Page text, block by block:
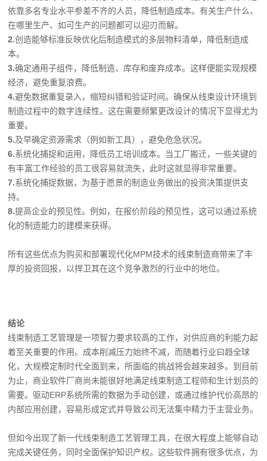
依靠多名专业水平参差不齐的人员，降低制造成本。有关生产什么、
在哪里生产、如可生产的问题都可以迎刃而解。
2.创造能够标准反映优化后制造模式的多层物料清单，降低制造成
本。
3.确定通用子组件，降低制造、库存和废弃成本。这样便能实现规模
经济，避免重复浪费。
4.避免数据重复录入，缩短纠错和验证时间。确保从线束设计环境到
制造过程中的数字连续性。这在需要频繁更改设计的情况下显得尤为
重要。
5.及早确定资源需求（例如新工具），避免危急状况。
6.系统化捕捉和运用，降低员工培训成本。当工厂搬迁，一些关键的
有丰富工作经验的员工很容易就流失，此时这就显得非常重要。
7.系统化捕捉数据，为基于愿景的制造业务做出的投资决策提供支
持。
8.提高企业的预见性。例如，在报价阶段的预见性，这可以通过系统
化的制造能力的建模来获得。
所有这些优点为购买和部署现代化MPM技术的线束制造商带来了丰
厚的投资回报，以捍卫其在这个竞争激烈的行业中的地位。
结论
线束制造工艺管理是一项智力要求较高的工作，对供应商的利能力起
着至关重要的作用。成本削减压力始终不减，而随着行业曰趋全球
化，大规模定制时代全面到来，所面临的挑战将会越来越多。到目前
为止，商业软件厂商尚未能很好地满足线束制造工程师和生计划员的
需要。驱动ERP系统所需的数据为手动创建，或通过维护代价高昂的
内部应用创建，容易形成定式并导致公司无法集中精力于主营业务。
但如今出现了新一代线束制造工艺管理工具，在很大程度上能够自动
完成关键任务，同时全面保护知识产权。这些软件拥有很多优点，为